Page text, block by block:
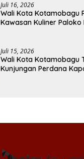
Juli 16, 2026
Wali Kota Kotamobagu
Kawasan Kuliner Paloko
Juli 15, 2026
Wali Kota Kotamobagu
Kunjungan Perdana